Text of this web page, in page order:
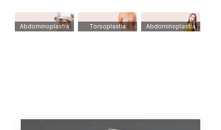
Abdominoplastia
Torsoplastia
Abdominoplastia